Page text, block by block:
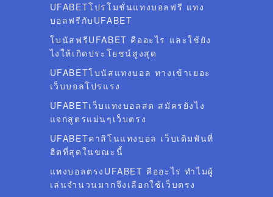
UFABETโปรโมชั่นแทงบอลฟรี แทง
บอลฟรีกับUFABET
โบนัสฟรีUFABET คืออะไร และใช้ยัง
ไงให้เกิดประโยชน์สูงสุด
UFABETโบนัสแทงบอล ทางเข้าเยอะ
เว็บบอลโปรแรง
UFABETเว็บแทงบอลสด สมัครยังไง
แจกสูตรแม่นๆเว็บตรง
UFABETคาสิโนแทงบอล เว็บเดิมพันที่
ฮิตที่สุดในขณะนี้
แทงบอลตรงUFABET คืออะไร ทำไมผู้
เล่นจำนวนมากจึงเลือกใช้เว็บตรง